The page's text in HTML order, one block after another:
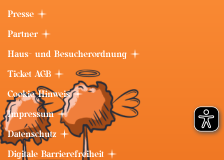
Presse
Partner
Haus- und Besucherordnung
Ticket AGB
Cookie-Hinweis
Impressum
Datenschutz
Digitale Barrierefreiheit